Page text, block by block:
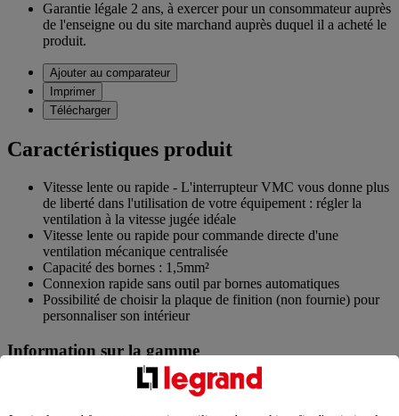
Garantie légale 2 ans, à exercer pour un consommateur auprès
de l'enseigne ou du site marchand auprès duquel il a acheté le
produit.
Ajouter au comparateur
Imprimer
Télécharger
Caractéristiques produit
Vitesse lente ou rapide - L'interrupteur VMC vous donne plus
de liberté dans l'utilisation de votre équipement : régler la
ventilation à la vitesse jugée idéale
Vitesse lente ou rapide pour commande directe d'une
ventilation mécanique centralisée
Capacité des bornes : 1,5mm²
Connexion rapide sans outil par bornes automatiques
Possibilité de choisir la plaque de finition (non fournie) pour
personnaliser son intérieur
Information sur la gamme
dooxie™ est une gamme de prises et interrupteurs simple et
moderne qui propose plus de 100 fonctions indispensables et